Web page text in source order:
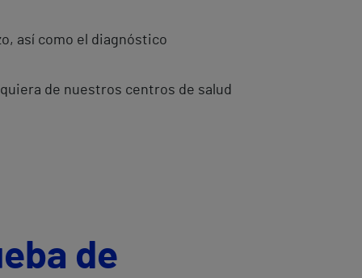
así como el diagnóstico
de nuestros centros de salud
de